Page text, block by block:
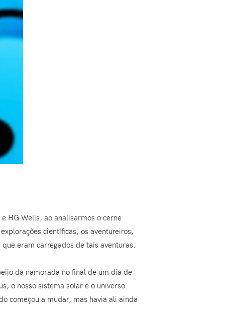
HG Wells, ao analisarmos o cerne
científicas, os aventureiros,
eram carregados de tais aventuras.
da namorada no final de um dia de
o nosso sistema solar e o universo.
começou a mudar, mas havia ali ainda